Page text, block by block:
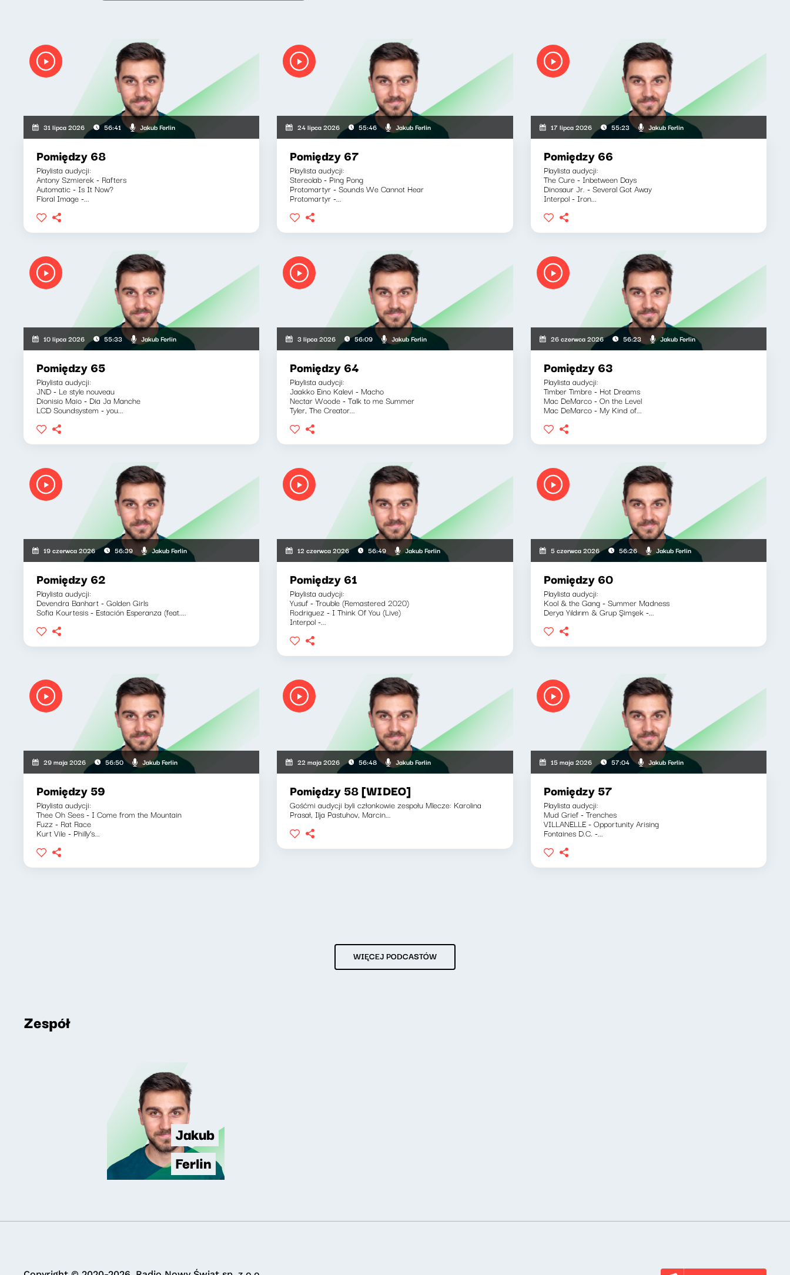
31 lipca 2026 56:41 Jakub Ferlin
Pomiędzy 68
Playlista audycji:
Antony Szmierek - Rafters
Automatic - Is It Now?
Floral Image -...
24 lipca 2026 55:46 Jakub Ferlin
Pomiędzy 67
Playlista audycji:
Stereolab - Ping Pong
Protomartyr - Sounds We Cannot Hear
Protomartyr -...
17 lipca 2026 55:23 Jakub Ferlin
Pomiędzy 66
Playlista audycji:
The Cure - Inbetween Days
Dinosaur Jr. - Several Got Away
Interpol - Iron...
10 lipca 2026 55:33 Jakub Ferlin
Pomiędzy 65
Playlista audycji:
JND - Le style nouveau
Dionisio Maio - Dia Ja Manche
LCD Soundsystem - you...
3 lipca 2026 56:09 Jakub Ferlin
Pomiędzy 64
Playlista audycji:
Jaakko Eino Kalevi - Macho
Nectar Woode - Talk to me Summer
Tyler, The Creator...
26 czerwca 2026 56:23 Jakub Ferlin
Pomiędzy 63
Playlista audycji:
Timber Timbre - Hot Dreams
Mac DeMarco - On the Level
Mac DeMarco - My Kind of...
19 czerwca 2026 56:39 Jakub Ferlin
Pomiędzy 62
Playlista audycji:
Devendra Banhart - Golden Girls
Sofia Kourtesis - Estación Esperanza (feat....
12 czerwca 2026 56:49 Jakub Ferlin
Pomiędzy 61
Playlista audycji:
Yusuf - Trouble (Remastered 2020)
Rodriguez - I Think Of You (Live)
Interpol -...
5 czerwca 2026 56:26 Jakub Ferlin
Pomiędzy 60
Playlista audycji:
Kool & the Gang - Summer Madness
Derya Yıldırım & Grup Şimşek -...
29 maja 2026 56:50 Jakub Ferlin
Pomiędzy 59
Playlista audycji:
Thee Oh Sees - I Come from the Mountain
Fuzz - Rat Race
Kurt Vile - Philly’s...
22 maja 2026 56:48 Jakub Ferlin
Pomiędzy 58 [WIDEO]
Gośćmi audycji byli członkowie zespołu Mlecze: Karolina
Prasał, Ilja Pastuhov, Marcin...
15 maja 2026 57:04 Jakub Ferlin
Pomiędzy 57
Playlista audycji:
Mud Grief - Trenches
VILLANELLE - Opportunity Arising
Fontaines D.C. -...
WIĘCEJ PODCASTÓW
Zespół
Jakub
Ferlin